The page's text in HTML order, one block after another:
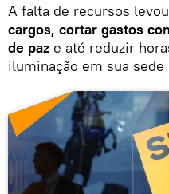
A falta de recursos
cargos, cortar gastos
de paz e até reduzir
iluminação em sua sede